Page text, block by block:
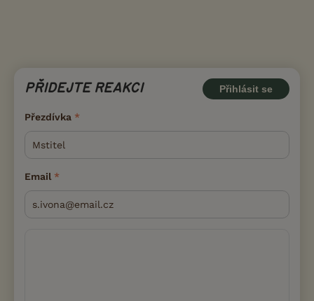
PŘIDEJTE REAKCI Přihlásit se
Přezdívka
Email